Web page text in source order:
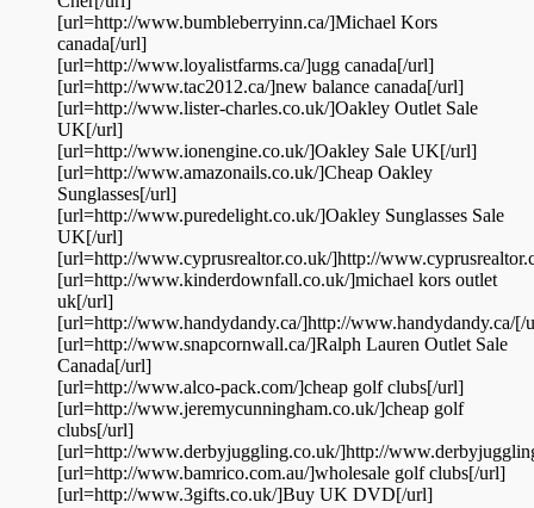
[url=http://www.bumbleberryinn.ca/]Michael Kors
canada[/url]
[url=http://www.loyalistfarms.ca/]ugg canada[/url]
[url=http://www.tac2012.ca/]new balance canada[/url]
[url=http://www.lister-charles.co.uk/]Oakley Outlet Sale
UK[/url]
[url=http://www.ionengine.co.uk/]Oakley Sale UK[/url]
[url=http://www.amazonails.co.uk/]Cheap Oakley
Sunglasses[/url]
[url=http://www.puredelight.co.uk/]Oakley Sunglasses Sale
UK[/url]
[url=http://www.cyprusrealtor.co.uk/]http://
[url=http://www.kinderdownfall.co.uk/]michael kors outlet
uk[/url]
[url=http://www.handydandy.ca/]http://www.handydandy.ca/[/
[url=http://www.snapcornwall.ca/]Ralph Lauren Outlet Sale
Canada[/url]
[url=http://www.alco-pack.com/]cheap golf clubs[/url]
[url=http://www.jeremycunningham.co.uk/]cheap golf
clubs[/url]
[url=http://www.derbyjuggling.co.uk/]http://
[url=http://www.bamrico.com.au/]wholesale golf clubs[/url]
[url=http://www.3gifts.co.uk/]Buy UK DVD[/url]